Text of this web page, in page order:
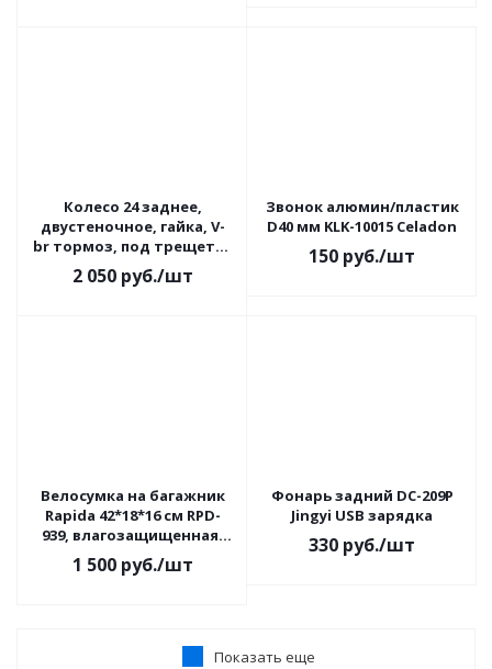
Колесо 24 заднее,
двустеночное, гайка, V-
br тормоз, под трещетку
5/7 ск LU045401
2 050руб./шт
Звонок алюмин/пластик
D40 мм KLK-10015 Celadon
150 руб./шт
Велосумка на багажник
Rapida 42*18*16 cм RPD-
939, влагозащищенная,
нейлон
1 500руб./шт
Фонарь задний DC-209P
Jingyi USB зарядка
330 руб./шт
Показать еще